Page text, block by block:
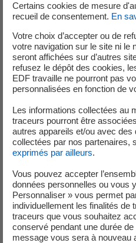
Le risque d’être emporté est
Le niveau et le courant des
centrales hydroélectriques
rapidement. Pour un adulte,
genoux suffit à le mettre en
faire entraîner… même si
Restez près des berges,
moment de sortir
repère pour surveiller le
Idée reçue n°3
Le fonctionnement des
comporter des risques… Oui,
débits ne peut pas me faire
embarcation.FAUX !
Certains cookies de mesure
recueil de consentement. En
Votre choix d’accepter ou de
votre navigation sur le site ni le
seront affichées sur d’autres
refusez le dépôt des cookies,
EDF travaille ne pourront pas
personnalisées en fonction de
Les informations collectées au
traceurs pourront être
autres appareils et/ou avec des
collectées par nos partenaires,
exprimés par ailleurs.
Vous pouvez accepter
données personnelles ou vous
Personnaliser » vous permet
individuellement les finalités de
traceurs que vous souhaitez
conservé pendant une durée
message vous sera à nouveau